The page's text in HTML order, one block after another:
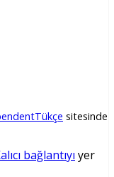
sitesinde
bağlantıyı yer